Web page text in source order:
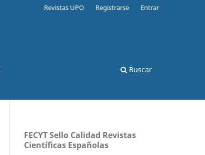
Buscar
Revistas UPO Registrarse Entrar
FECYT Sello Calidad Revistas
Científicas Españolas